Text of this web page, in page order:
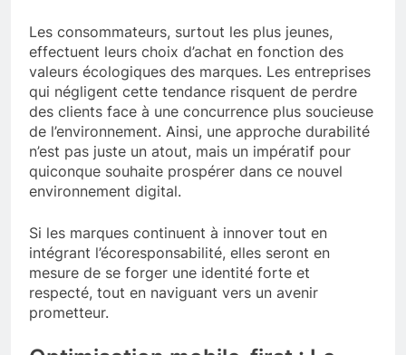
Les consommateurs, surtout les plus jeunes,
effectuent leurs choix d’achat en fonction des
valeurs écologiques des marques. Les entreprises
qui négligent cette tendance risquent de perdre
des clients face à une concurrence plus soucieuse
de l’environnement. Ainsi, une approche durabilité
n’est pas juste un atout, mais un impératif pour
quiconque souhaite prospérer dans ce nouvel
environnement digital.
Si les marques continuent à innover tout en
intégrant l’écoresponsabilité, elles seront en
mesure de se forger une identité forte et
respecté, tout en naviguant vers un avenir
prometteur.